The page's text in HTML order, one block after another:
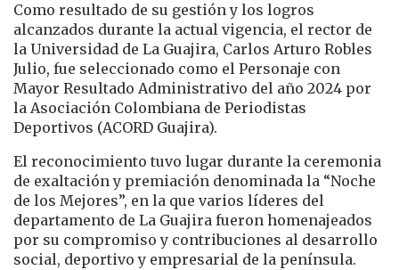
Como resultado de su gestión y los logros
alcanzados durante la actual vigencia, el rector de
la Universidad de La Guajira, Carlos Arturo Robles
Julio, fue seleccionado como el Personaje con
Mayor Resultado Administrativo del año 2024 por
la Asociación Colombiana de Periodistas
Deportivos (ACORD Guajira).
El reconocimiento tuvo lugar durante la ceremonia
de exaltación y premiación denominada la “Noche
de los Mejores”, en la que varios líderes del
departamento de La Guajira fueron homenajeados
por su compromiso y contribuciones al desarrollo
social, deportivo y empresarial de la península.